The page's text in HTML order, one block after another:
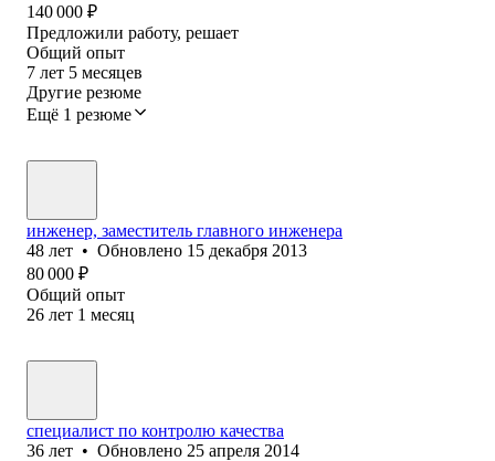
140 000 ₽
Предложили работу, решает
Общий опыт
7 лет 5 месяцев
Другие резюме
Ещё 1 резюме
инженер, заместитель главного инженера
48 лет • Обновлено 15 декабря 2013
80 000 ₽
Общий опыт
26 лет 1 месяц
специалист по контролю качества
36 лет • Обновлено 25 апреля 2014